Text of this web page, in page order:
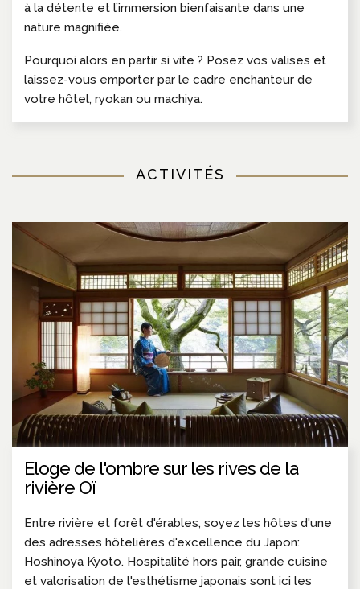
à la détente et l’immersion bienfaisante dans une
nature magnifiée.
Pourquoi alors en partir si vite ? Posez vos valises et
laissez-vous emporter par le cadre enchanteur de
votre hôtel, ryokan ou machiya.
ACTIVITÉS
Eloge de l'ombre sur les rives de la
rivière Oï
Entre rivière et forêt d'érables, soyez les hôtes d'une
des adresses hôtelières d'excellence du Japon:
Hoshinoya Kyoto. Hospitalité hors pair, grande cuisine
et valorisation de l'esthétisme japonais sont ici les